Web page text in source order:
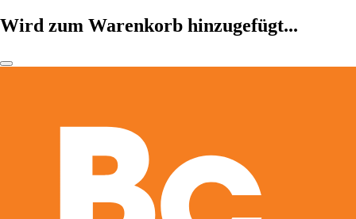
Wird zum Warenkorb hinzugefügt...